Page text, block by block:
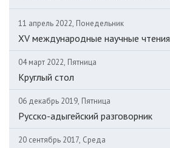
11 апрель 2022, Понедельник
XV международные научные чтения
04 март 2022, Пятница
Круглый стол
06 декабрь 2019, Пятница
Русско-адыгейский разговорник
20 сентябрь 2017, Среда